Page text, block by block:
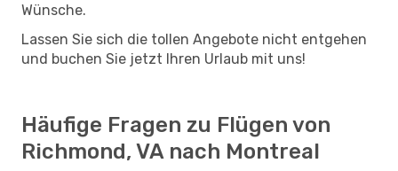
Wünsche.
Lassen Sie sich die tollen Angebote nicht entgehen
und buchen Sie jetzt Ihren Urlaub mit uns!
Häufige Fragen zu Flügen von
Richmond, VA nach Montreal